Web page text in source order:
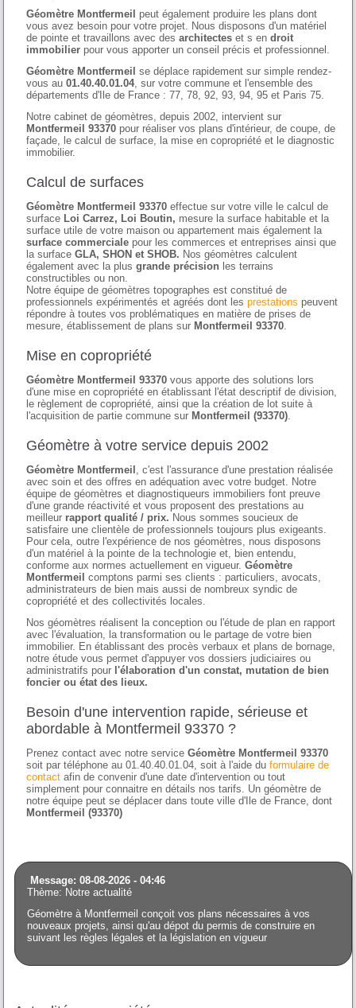
Géomètre Montfermeil
peut également produire les plans dont
vous avez besoin pour votre projet. Nous disposons d'un matériel
de pointe et travaillons avec desarchitectes et s endroit
immobilier pour vous apporter un conseil précis et professionnel.
Géomètre Montfermeil se déplace rapidement sur simple rendez-
vous au01.40.40.01.04, sur votre commune et l'ensemble des
départements d'Ile de France : 77, 78, 92, 93, 94, 95 et Paris 75.
Notre cabinet de géomètres, depuis 2002, intervient sur
Montfermeil 93370 pour réaliser vos plans d'intérieur, de coupe, de
façade, le calcul de surface, la mise en copropriété et le diagnostic
immobilier.
Calcul de surfaces
Géomètre Montfermeil 93370 effectue sur votre ville le calcul de
surface Loi Carrez, Loi Boutin, mesure la surface habitable et la
surface utile de votre maison ou appartement mais également la
surface commerciale pour les commerces et entreprises ainsi que
la surfaceGLA, SHON et SHOB. Nos géomètres calculent
également avec la plusgrande précision les terrains
constructibles ou non.
Notre équipe de géomètres topographes est constitué de
professionnels expérimentés et agréés dont lesprestations peuvent
répondre à toutes vos problématiques en matière de prises de
mesure, établissement de plans sur Montfermeil 93370.
Mise en copropriété
Géomètre Montfermeil 93370 vous apporte des solutions lors
d'une mise en copropriété en établissant l'état descriptif de division,
le règlement de copropriété, ainsi que la création de lot suite à
l'acquisition de partie commune sur Montfermeil (93370).
Géomètre à votre service depuis 2002
Géomètre Montfermeil , c'est l'assurance d'une prestation réalisée
avec soin et des offres en adéquation avec votre budget. Notre
équipe de géomètres et diagnostiqueurs immobiliers font preuve
d'une grande réactivité et vous proposent des prestations au
meilleur rapport qualité / prix. Nous sommes soucieux de
satisfaire une clientèle de professionnels toujours plus exigeants.
Pour cela, outre l'expérience de nos géomètres, nous disposons
d'un matériel à la pointe de la technologie et, bien entendu,
conforme aux normes actuellement en vigueur.Géomètre
Montfermeil comptons parmi ses clients : particuliers, avocats,
administrateurs de bien mais aussi de nombreux syndic de
copropriété et des collectivités locales.
Nos géomètres réalisent la conception ou l'étude de plan en rapport
avec l'évaluation, la transformation ou le partage de votre bien
immobilier. En établissant des procès verbaux et plans de bornage,
notre étude vous permet d'appuyer vos dossiers judiciaires ou
administratifs pour l'élaboration d'un constat, mutation de bien
foncier ou état des lieux.
Besoin d'une intervention rapide, sérieuse et
abordable à Montfermeil 93370 ?
Prenez contact avec notre serviceGéomètre Montfermeil 93370
soit par téléphone au 01.40.40.01.04, soit à l'aide duformulaire de
contact afin de convenir d'une date d'intervention ou tout
simplement pour connaitre en détails nos tarifs. Un géomètre de
notre équipe peut se déplacer dans toute ville d'Ile de France, dont
Montfermeil (93370)
Message: 08-08-2026 - 04:46
Thème: Notre actualité
Géomètre à Montfermeil conçoit vos plans nécessaires à vos
nouveaux projets, ainsi qu'au dépot du permis de construire en
suivant les règles légales et la législation en vigueur